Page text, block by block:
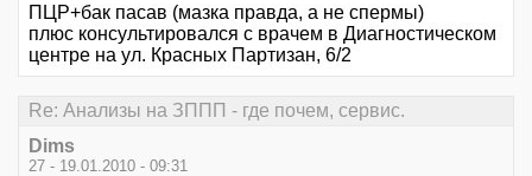
ПЦР+бак пасав (мазка правда, а не спермы)
плюс консультировался с врачем в Диагностическом
центре на ул. Красных Партизан, 6/2
Re: Анализы на ЗППП - где почем, сервис.
Dims
27 - 19.01.2010 - 09:31